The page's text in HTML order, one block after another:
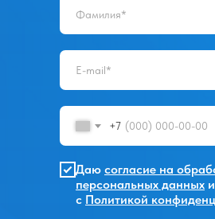
+7
Даю согласие на
персональных данных
с Политикой